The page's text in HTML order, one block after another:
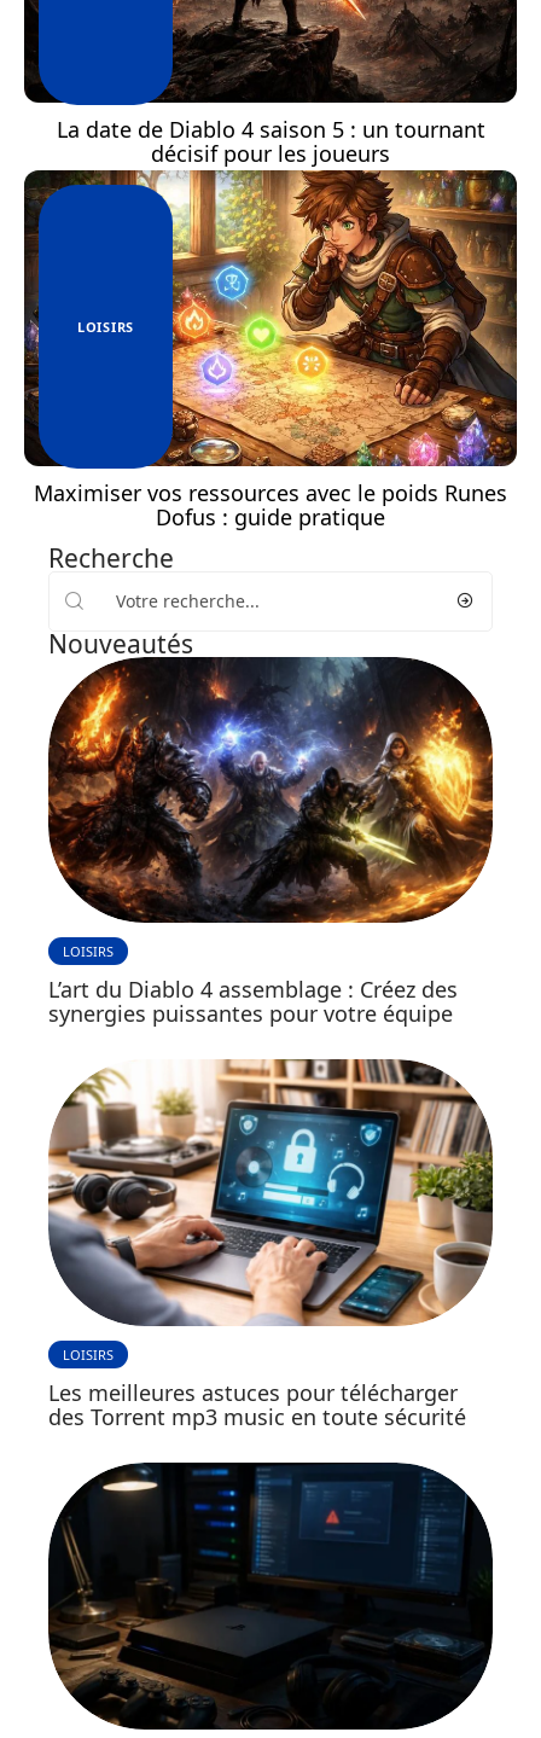
La date de Diablo 4 saison 5 : un tournant
décisif pour les joueurs
LOISIRS
Maximiser vos ressources avec le poids Runes
Dofus : guide pratique
Recherche
Nouveautés
LOISIRS
L’art du Diablo 4 assemblage : Créez des
synergies puissantes pour votre équipe
LOISIRS
Les meilleures astuces pour télécharger
des Torrent mp3 music en toute sécurité